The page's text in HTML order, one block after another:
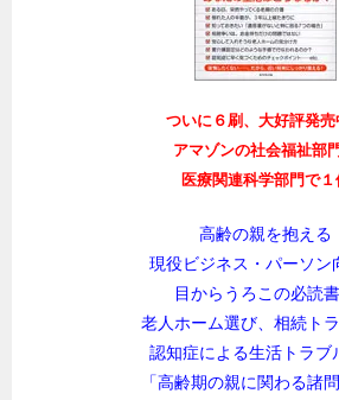
ついに６刷、大好評発売
アマゾンの社会福祉部
医療関連科学部門で１
高齢の親を抱える
現役ビジネス・パーソン
目からうろこの必読書
老人ホーム選び、相続トラ
認知症による生活トラブ
「高齢期の親に関わる諸